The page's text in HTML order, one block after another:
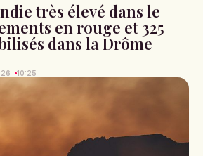
très élevé dans le
en rouge et 325
dans la Drôme
10:25